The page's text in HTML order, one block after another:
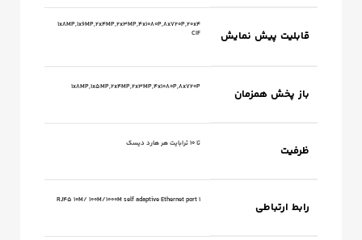
قابلیت پیش نمایش
1x8MP,1x6MP,2x4MP,2x3MP,4x1080P,8x720P,20x4
CIF
باز پخش همزمان 1x8MP,1x5MP,2x4MP,2x3MP,4x1080P,8x720P
ظرفیت تا ۱۰ ترابایت هر هارد دیسک
رابط ارتباطی 1 RJ45 10M/ 100M/1000M self adaptive Ethernet port